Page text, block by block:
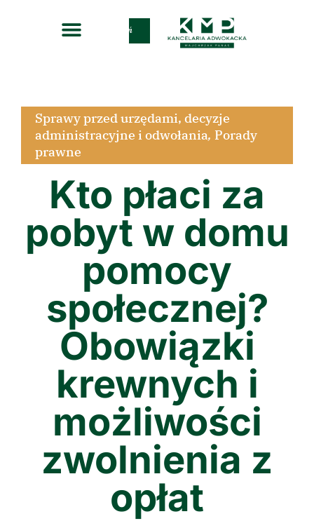
Zadzwoń
Sprawy przed urzędami, decyzje
administracyjne i odwołania, Porady
prawne
Kto płaci za
pobyt w domu
pomocy
społecznej?
Obowiązki
krewnych i
możliwości
zwolnienia z
opłat